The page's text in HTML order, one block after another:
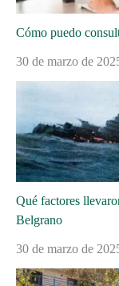
Cómo puedo
30 de marzo de
Qué factores
Belgrano
30 de marzo de